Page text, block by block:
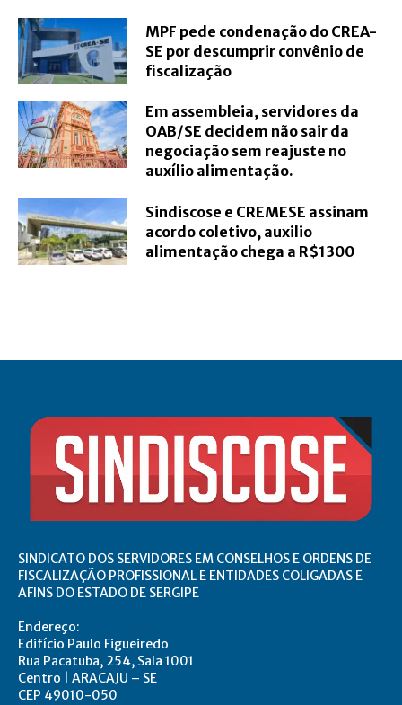
MPF pede condenação do CREA-
SE por descumprir convênio de
fiscalização
Em assembleia, servidores da
OAB/SE decidem não sair da
negociação sem reajuste no
auxílio alimentação.
Sindiscose e CREMESE assinam
acordo coletivo, auxilio
alimentação chega a R$1300
SINDICATO DOS SERVIDORES EM CONSELHOS E ORDENS DE
FISCALIZAÇÃO PROFISSIONAL E ENTIDADES COLIGADAS E
AFINS DO ESTADO DE SERGIPE
Endereço:
Edifício Paulo Figueiredo
Rua Pacatuba, 254, Sala 1001
Centro | ARACAJU – SE
CEP 49010-050